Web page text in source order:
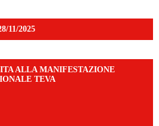
11/2025
ALLA MANIFESTAZIONE
TEVA